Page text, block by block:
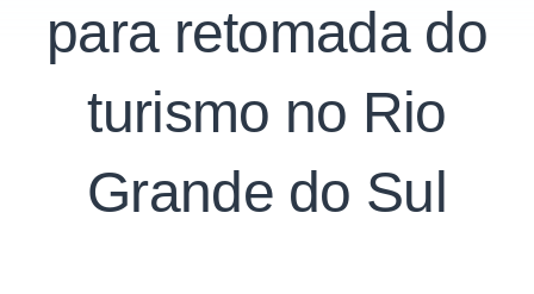
para retomada do
turismo no Rio
Grande do Sul